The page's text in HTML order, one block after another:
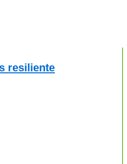
resiliente